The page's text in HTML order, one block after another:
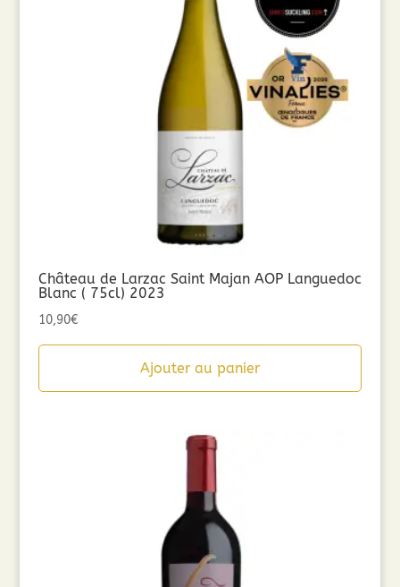
Château de Larzac Saint Majan AOP Languedoc
Blanc ( 75cl) 2023
10,90€
Ajouter au panier